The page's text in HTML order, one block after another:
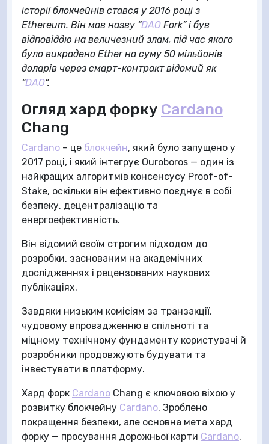
історії блокчейнів стався у 2016 році з
Ethereum. Він мав назву “DAO Fork” і був
відповіддю на величезний злам, під час якого
було викрадено Ether на суму 50 мільйонів
доларів через смарт-контракт відомий як
“DAO”.
Огляд хард форку Cardano
Chang
Cardano – це блокчейн, який було запущено у
2017 році, і який інтегрує Ouroboros — один із
найкращих алгоритмів консенсусу Proof-of-
Stake, оскільки він ефективно поєднує в собі
безпеку, децентралізацію та
енергоефективність.
Він відомий своїм строгим підходом до
розробки, заснованим на академічних
дослідженнях і рецензованих наукових
публікаціях.
Завдяки низьким комісіям за транзакції,
чудовому впровадженню в спільноті та
міцному технічному фундаменту користувачі й
розробники продовжують будувати та
інвестувати в платформу.
Хард форк Cardano Chang є ключовою віхою у
розвитку блокчейну Cardano. Зроблено
покращення безпеки, але основна мета хард
форку — просування дорожньої карти Cardano,